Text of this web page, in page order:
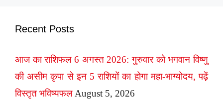
Recent Posts
आज का राशिफल 6 अगस्त 2026: गुरुवार को भगवान विष्णु
की असीम कृपा से इन 5 राशियों का होगा महा-भाग्योदय, पढ़ें
विस्तृत भविष्यफल August 5, 2026